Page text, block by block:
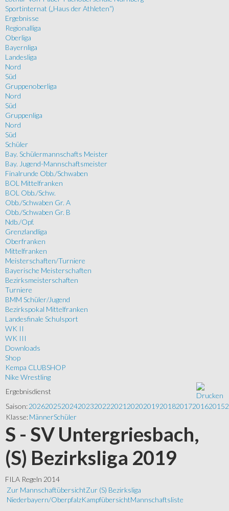
Sportinternat („Haus der Athleten“)
Ergebnisse
Regionalliga
Oberliga
Bayernliga
Landesliga
Nord
Süd
Gruppenoberliga
Nord
Süd
Gruppenliga
Nord
Süd
Schüler
Bay. Schülermannschafts Meister
Bay. Jugend-Mannschaftsmeister
Finalrunde Obb./Schwaben
BOL Mittelfranken
BOL Obb./Schw.
Obb./Schwaben Gr. A
Obb./Schwaben Gr. B
Ndb./Opf.
Grenzlandliga
Oberfranken
Mittelfranken
Meisterschaften/Turniere
Bayerische Meisterschaften
Bezirksmeisterschaften
Turniere
BMM Schüler/Jugend
Bezirkspokal Mittelfranken
Landesfinale Schulsport
WK II
WK III
Downloads
Shop
Kempa CLUBSHOP
Nike Wrestling
Ergebnisdienst
Saison:202620252024202320222021 202020192018201720162015
Klasse:MännerSchüler
S - SV Untergriesbach,
(S) Bezirksliga 2019
FILA Regeln 2014
Zur MannschaftübersichtZur (S) Bezirksliga
Niederbayern/OberpfalzKampfübersichtMannschaftsliste